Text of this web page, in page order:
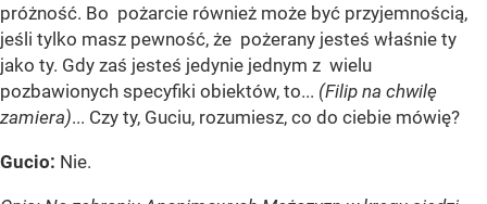
próżność. Bo pożarcie również może być przyjemnością,
jeśli tylko masz pewność, że pożerany jesteś właśnie ty
jako ty. Gdy zaś jesteś jedynie jednym z wielu
pozbawionych specyfiki obiektów, to... (Filip na chwilę
zamiera)... Czy ty, Guciu, rozumiesz, co do ciebie mówię?
Gucio: Nie.